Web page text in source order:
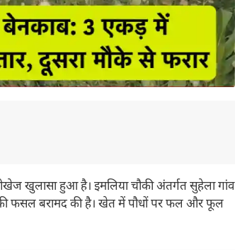
खुलासा हुआ है। इमलिया चौकी अंतर्गत सुहेला गांव
फसल बरामद की है। खेत में पौधों पर फल और फूल